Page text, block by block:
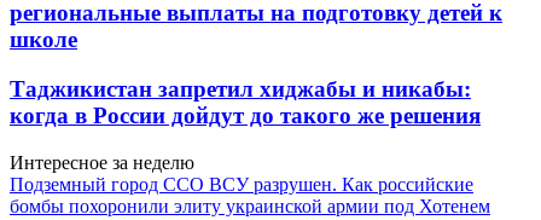
региональные выплаты на подготовку детей к
школе
Таджикистан запретил хиджабы и никабы:
когда в России дойдут до такого же решения
Интересное за неделю
Подземный город ССО ВСУ разрушен. Как российские
бомбы похоронили элиту украинской армии под Хотенем